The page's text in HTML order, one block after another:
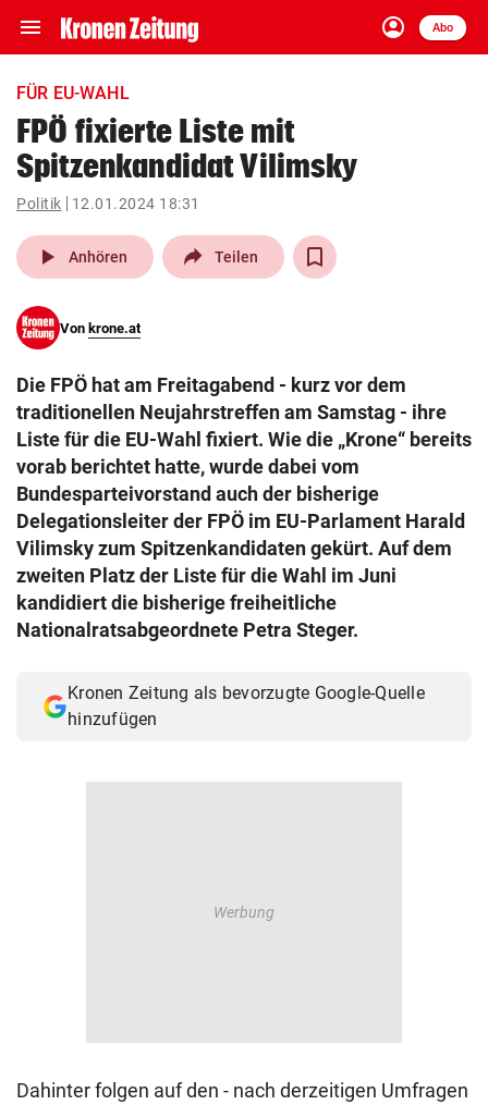
menu Navigation
ein-/ausklappen
account_circle
Anmelden
Abo
close Schließen
account_circle Anmelden
arrow_right
pin_drop
Wien arrow_right
search
Suchbegriff
eingeben
© Krone Multimedia GmbH & Co KG 2026
Muthgasse 2, 1190 Wien
FÜR EU-WAHL
FPÖ fixierte Liste mit
Spitzenkandidat Vilimsky
Politik 12.01.2024 18:31
play_arrow Anhören Teilen
Von krone.at
Die FPÖ hat am Freitagabend - kurz vor dem
traditionellen Neujahrstreffen am Samstag - ihre
Liste für die EU-Wahl fixiert. Wie die „Krone“ bereits
vorab berichtet hatte, wurde dabei vom
Bundesparteivorstand auch der bisherige
Delegationsleiter der FPÖ im EU-Parlament Harald
Vilimsky zum Spitzenkandidaten gekürt. Auf dem
zweiten Platz der Liste für die Wahl im Juni
kandidiert die bisherige freiheitliche
Nationalratsabgeordnete Petra Steger.
Kronen Zeitung als bevorzugte Google-Quelle
hinzufügen
Dahinter folgen auf den - nach derzeitigen Umfragen